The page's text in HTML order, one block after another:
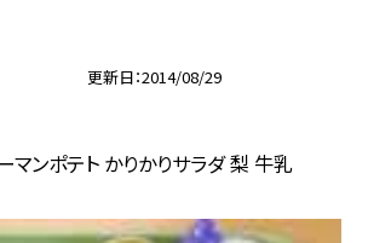
更新日 2014/08/29
マンポテト かりかりサラダ 梨 牛乳